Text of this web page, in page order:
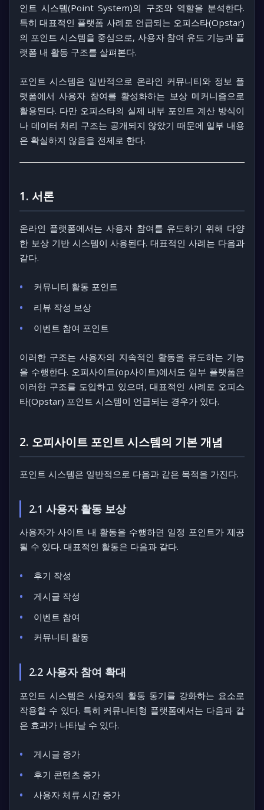
인트 시스템(Point System)의 구조와 역할을 분석한다.
특히 대표적인 플랫폼 사례로 언급되는 오피스타(Opstar)
의 포인트 시스템을 중심으로, 사용자 참여 유도 기능과 플
랫폼 내 활동 구조를 살펴본다.
포인트 시스템은 일반적으로 온라인 커뮤니티와 정보 플
랫폼에서 사용자 참여를 활성화하는 보상 메커니즘으로
활용된다. 다만 오피스타의 실제 내부 포인트 계산 방식이
나 데이터 처리 구조는 공개되지 않았기 때문에 일부 내용
은 확실하지 않음을 전제로 한다.
1. 서론
온라인 플랫폼에서는 사용자 참여를 유도하기 위해 다양
한 보상 기반 시스템이 사용된다. 대표적인 사례는 다음과
같다.
커뮤니티 활동 포인트
리뷰 작성 보상
이벤트 참여 포인트
이러한 구조는 사용자의 지속적인 활동을 유도하는 기능
을 수행한다. 오피사이트(op사이트)에서도 일부 플랫폼은
이러한 구조를 도입하고 있으며, 대표적인 사례로 오피스
타(Opstar) 포인트 시스템이 언급되는 경우가 있다.
2. 오피사이트 포인트 시스템의 기본 개념
포인트 시스템은 일반적으로 다음과 같은 목적을 가진다.
2.1 사용자 활동 보상
사용자가 사이트 내 활동을 수행하면 일정 포인트가 제공
될 수 있다. 대표적인 활동은 다음과 같다.
후기 작성
게시글 작성
이벤트 참여
커뮤니티 활동
2.2 사용자 참여 확대
포인트 시스템은 사용자의 활동 동기를 강화하는 요소로
작용할 수 있다. 특히 커뮤니티형 플랫폼에서는 다음과 같
은 효과가 나타날 수 있다.
게시글 증가
후기 콘텐츠 증가
사용자 체류 시간 증가